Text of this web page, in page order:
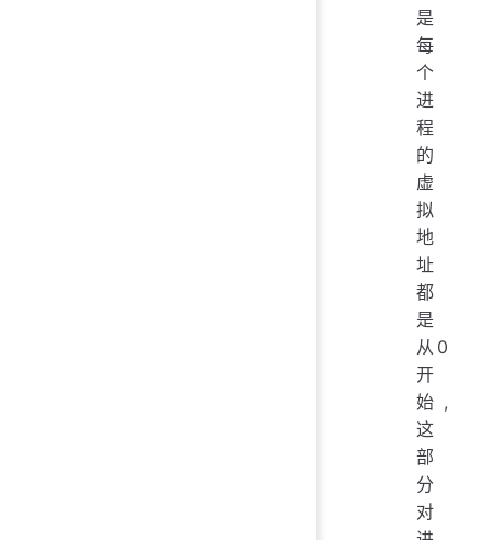
是
每
个
进
程
的
虚
拟
地
址
都
是
从0
开
始,
这
部
分
对